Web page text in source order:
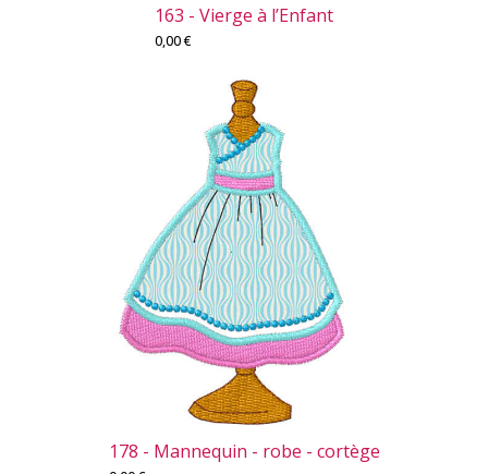
163 - Vierge à l’Enfant
0,00€
178 - Mannequin - robe - cortège